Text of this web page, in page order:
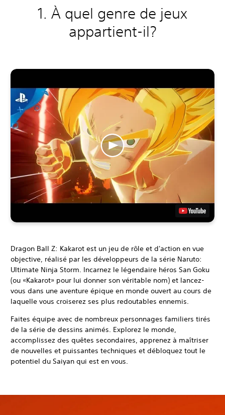
1. À quel genre de jeux
appartient-il?
Dragon Ball Z: Kakarot est un jeu de rôle et d'action en vue
objective, réalisé par les développeurs de la série Naruto:
Ultimate Ninja Storm. Incarnez le légendaire héros San Goku
(ou «Kakarot» pour lui donner son véritable nom) et lancez-
vous dans une aventure épique en monde ouvert au cours de
laquelle vous croiserez ses plus redoutables ennemis.
Faites équipe avec de nombreux personnages familiers tirés
de la série de dessins animés. Explorez le monde,
accomplissez des quêtes secondaires, apprenez à maîtriser
de nouvelles et puissantes techniques et débloquez tout le
potentiel du Saiyan qui est en vous.